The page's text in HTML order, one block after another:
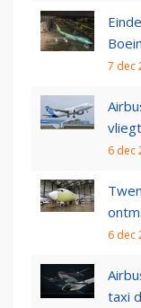
7 dec
6 dec
6 dec
taxi